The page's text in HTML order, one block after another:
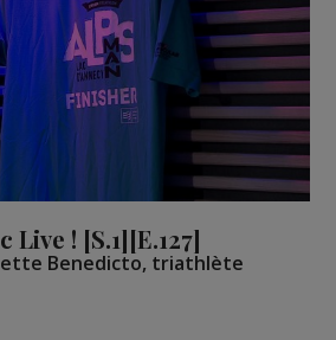
Live ! [S.1][E.127]
Benedicto, triathlète